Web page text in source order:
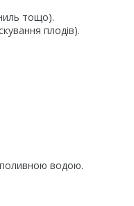
тощо).
плодів).
водою.